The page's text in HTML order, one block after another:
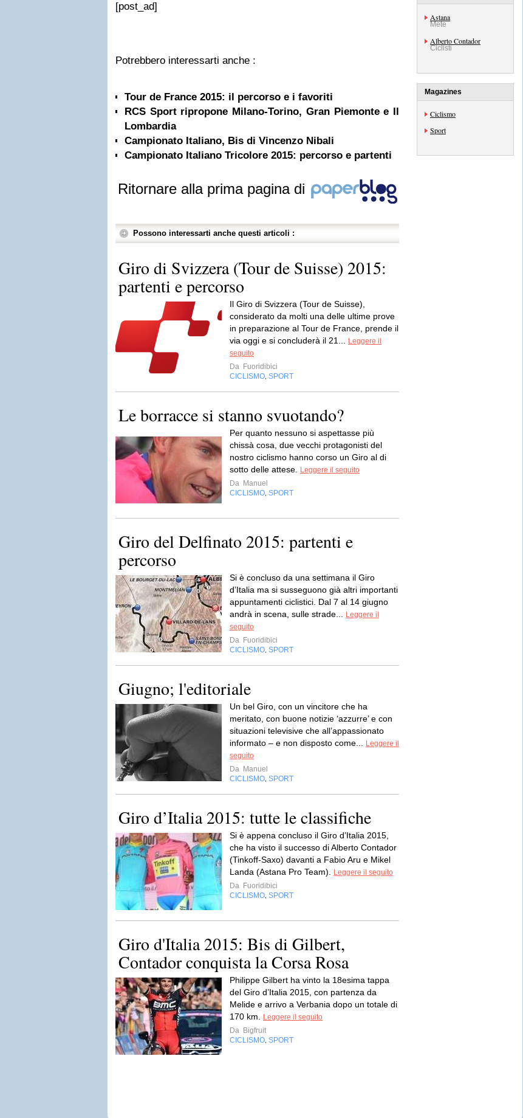
[post_ad]
Potrebbero interessarti anche :
Tour de France 2015: il percorso e i favoriti
RCS Sport ripropone Milano-Torino, Gran Piemonte e Il
Lombardia
Campionato Italiano, Bis di Vincenzo Nibali
Campionato Italiano Tricolore 2015: percorso e partenti
Ritornare alla prima pagina di
Possono interessarti anche questi articoli :
Giro di Svizzera (Tour de Suisse) 2015:
partenti e percorso
Il Giro di Svizzera (Tour de Suisse),
considerato da molti una delle ultime prove
in preparazione al Tour de France, prende il
via oggi e si concluderà il 21...
Leggere il
seguito
Da Fuoridibici
CICLISMO SPORT
Le borracce si stanno svuotando?
Per quanto nessuno si aspettasse più
chissà cosa, due vecchi protagonisti del
nostro ciclismo hanno corso un Giro al di
sotto delle attese.
Leggere il seguito
Da Manuel
CICLISMO SPORT
Giro del Delfinato 2015: partenti e
percorso
Si è concluso da una settimana il Giro
d’Italia ma si susseguono già altri importanti
appuntamenti ciclistici. Dal 7 al 14 giugno
andrà in scena, sulle strade...
Leggere il
seguito
Da Fuoridibici
CICLISMO SPORT
Giugno; l'editoriale
Un bel Giro, con un vincitore che ha
meritato, con buone notizie ‘azzurre’ e con
situazioni televisive che all’appassionato
informato – e non disposto come...
Leggere il
seguito
Da Manuel
CICLISMO SPORT
Giro d’Italia 2015: tutte le classifiche
Si è appena concluso il Giro d’Italia 2015,
che ha visto il successo di Alberto Contador
(Tinkoff-Saxo) davanti a Fabio Aru e Mikel
Landa (Astana Pro Team).
Leggere il seguito
Da Fuoridibici
CICLISMO SPORT
Giro d'Italia 2015: Bis di Gilbert,
Contador conquista la Corsa Rosa
Philippe Gilbert ha vinto la 18esima tappa
del Giro d’Italia 2015, con partenza da
Melide e arrivo a Verbania dopo un totale di
170 km.
Leggere il seguito
Da Bigfruit
CICLISMO SPORT
Astana
Mete
Alberto Contador
Ciclisti
Magazines
Ciclismo
Sport